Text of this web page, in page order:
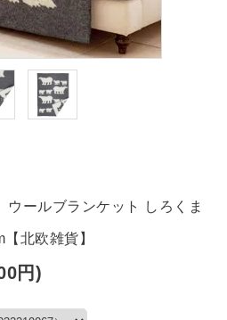
ウールブランケット しろくま
北欧雑貨】
円)